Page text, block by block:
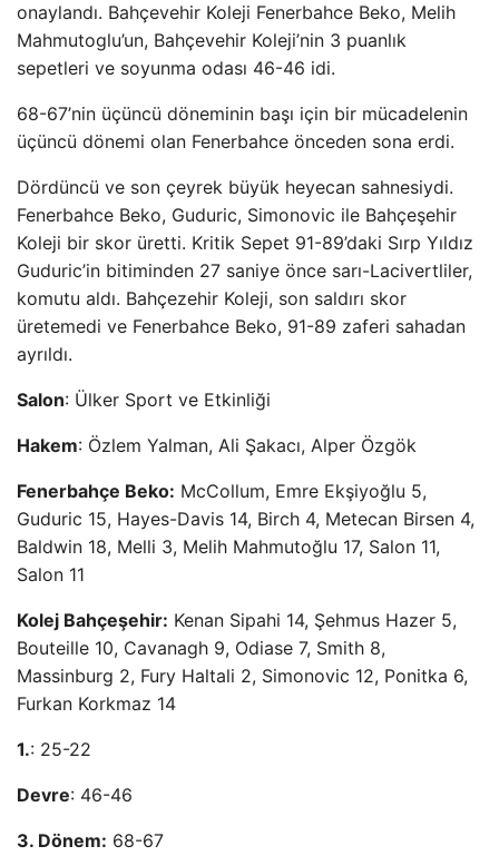
onaylandı. Bahçevehir Koleji Fenerbahce Beko, Melih
Mahmutoglu’un, Bahçevehir Koleji’nin 3 puanlık
sepetleri ve soyunma odası 46-46 idi.
68-67’nin üçüncü döneminin başı için bir mücadelenin
üçüncü dönemi olan Fenerbahce önceden sona erdi.
Dördüncü ve son çeyrek büyük heyecan sahnesiydi.
Fenerbahce Beko, Guduric, Simonovic ile Bahçeşehir
Koleji bir skor üretti. Kritik Sepet 91-89’daki Sırp Yıldız
Guduric’in bitiminden 27 saniye önce sarı-Lacivertliler,
komutu aldı. Bahçezehir Koleji, son saldırı skor
üretemedi ve Fenerbahce Beko, 91-89 zaferi sahadan
ayrıldı.
Salon: Ülker Sport ve Etkinliği
Hakem: Özlem Yalman, Ali Şakacı, Alper Özgök
Fenerbahçe Beko: McCollum, Emre Ekşiyoğlu 5,
Guduric 15, Hayes-Davis 14, Birch 4, Metecan Birsen 4,
Baldwin 18, Melli 3, Melih Mahmutoğlu 17, Salon 11,
Salon 11
Kolej Bahçeşehir: Kenan Sipahi 14, Şehmus Hazer 5,
Bouteille 10, Cavanagh 9, Odiase 7, Smith 8,
Massinburg 2, Fury Haltali 2, Simonovic 12, Ponitka 6,
Furkan Korkmaz 14
1.: 25-22
Devre: 46-46
3. Dönem: 68-67